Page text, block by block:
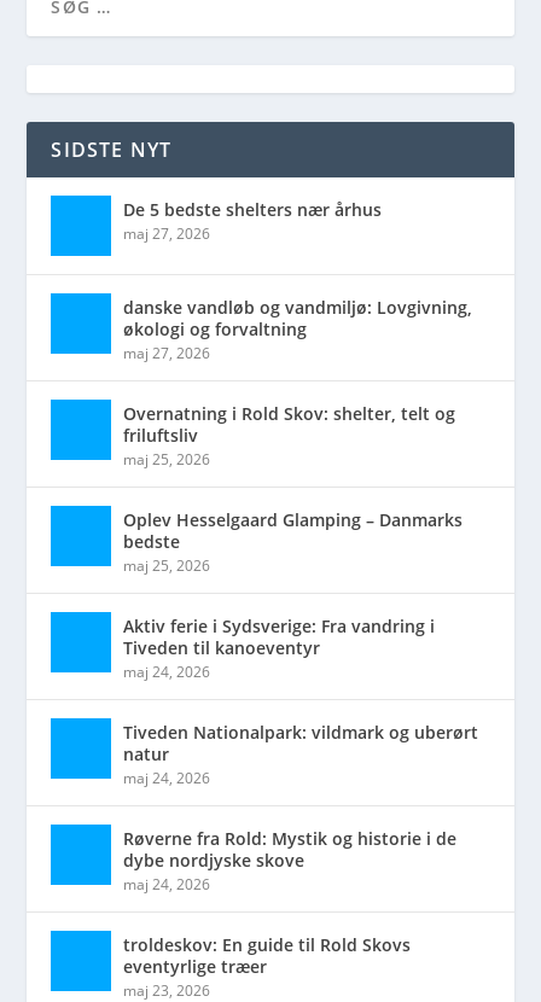
SIDSTE NYT
De 5 bedste shelters nær århus
maj 27, 2026
danske vandløb og vandmiljø: Lovgivning,
økologi og forvaltning
maj 27, 2026
Overnatning i Rold Skov: shelter, telt og
friluftsliv
maj 25, 2026
Oplev Hesselgaard Glamping – Danmarks
bedste
maj 25, 2026
Aktiv ferie i Sydsverige: Fra vandring i
Tiveden til kanoeventyr
maj 24, 2026
Tiveden Nationalpark: vildmark og uberørt
natur
maj 24, 2026
Røverne fra Rold: Mystik og historie i de
dybe nordjyske skove
maj 24, 2026
troldeskov: En guide til Rold Skovs
eventyrlige træer
maj 23, 2026